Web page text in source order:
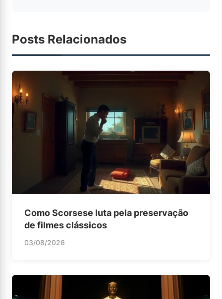
Posts Relacionados
Como Scorsese luta pela preservação
de filmes clássicos
03/08/2026